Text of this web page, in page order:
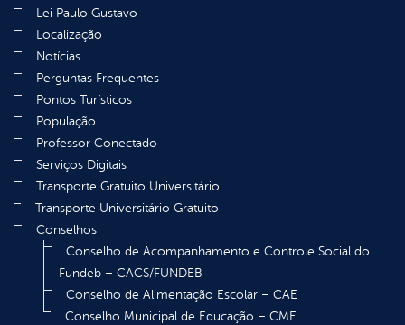
Lei Paulo Gustavo
Localização
Notícias
Perguntas Frequentes
Pontos Turísticos
População
Professor Conectado
Serviços Digitais
Transporte Gratuito Universitário
Transporte Universitário Gratuito
Conselhos
Conselho de Acompanhamento e Controle Social do
Fundeb – CACS/FUNDEB
Conselho de Alimentação Escolar – CAE
Conselho Municipal de Educação – CME